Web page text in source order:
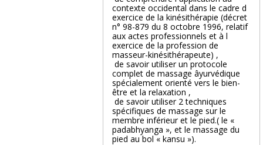
contexte occidental dans le cadre d
exercice de la kinésithérapie (décret
n° 98-879 du 8 octobre 1996, relatif
aux actes professionnels et à l
exercice de la profession de
masseur-kinésithérapeute) ,
 de savoir utiliser un protocole
complet de massage âyurvédique
spécialement orienté vers le bien-
être et la relaxation ,
 de savoir utiliser 2 techniques
spécifiques de massage sur le
membre inférieur et le pied.( le «
padabhyanga », et le massage du
pied au bol « kansu »).